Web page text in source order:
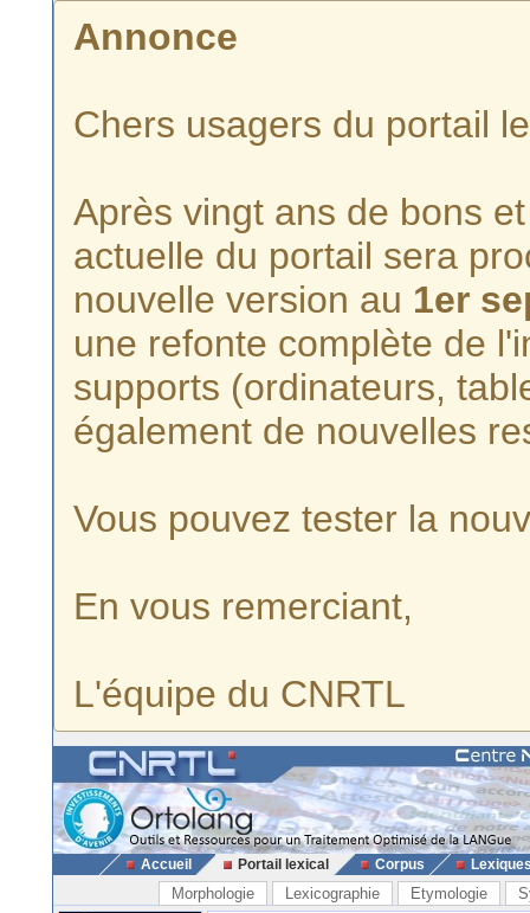
Annonce
Chers usagers du portail
Après vingt ans de bons
actuelle du portail sera
nouvelle version au 1er
une refonte complète de
supports (ordinateurs,
également de nouvelles
Vous pouvez tester la
En vous remerciant,
L'équipe du CNRTL
Accueil Portail lexical Corpus
Morphologie Lexicographie Etymologie